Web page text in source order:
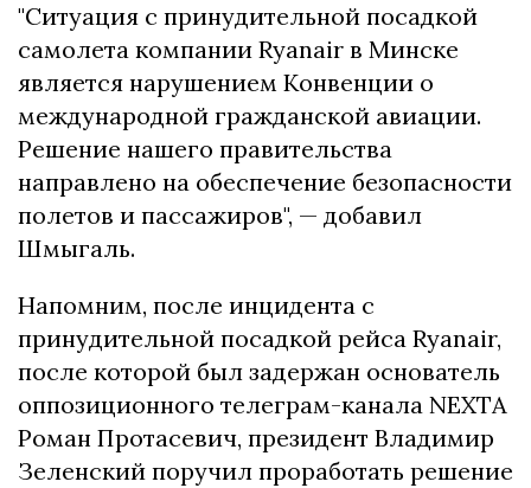
"Ситуация с принудительной посадкой
самолета компании Ryanair в Минске
является нарушением Конвенции о
международной гражданской авиации.
Решение нашего правительства
направлено на обеспечение безопасности
полетов и пассажиров", — добавил
Шмыгаль.
Напомним, после инцидента с
принудительной посадкой рейса Ryanair,
после которой был задержан основатель
оппозиционного телеграм-канала NEXTA
Роман Протасевич, президент Владимир
Зеленский поручил проработать решение